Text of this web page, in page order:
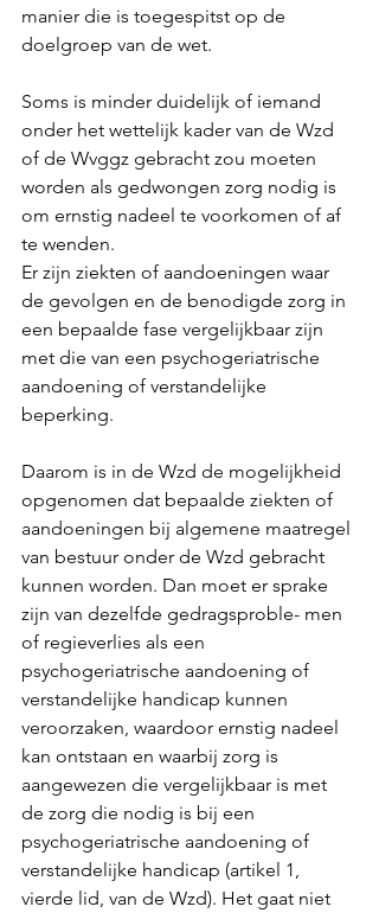
manier die is toegespitst op de
doelgroep van de wet.
Soms is minder duidelijk of iemand
onder het wettelijk kader van de Wzd
of de Wvggz gebracht zou moeten
worden als gedwongen zorg nodig is
om ernstig nadeel te voorkomen of af
te wenden.
Er zijn ziekten of aandoeningen waar
de gevolgen en de benodigde zorg in
een bepaalde fase vergelijkbaar zijn
met die van een psychogeriatrische
aandoening of verstandelijke
beperking.
Daarom is in de Wzd de mogelijkheid
opgenomen dat bepaalde ziekten of
aandoeningen bij algemene maatregel
van bestuur onder de Wzd gebracht
kunnen worden. Dan moet er sprake
zijn van dezelfde gedragsproble- men
of regieverlies als een
psychogeriatrische aandoening of
verstandelijke handicap kunnen
veroorzaken, waardoor ernstig nadeel
kan ontstaan en waarbij zorg is
aangewezen die vergelijkbaar is met
de zorg die nodig is bij een
psychogeriatrische aandoening of
verstandelijke handicap (artikel 1,
vierde lid, van de Wzd). Het gaat niet